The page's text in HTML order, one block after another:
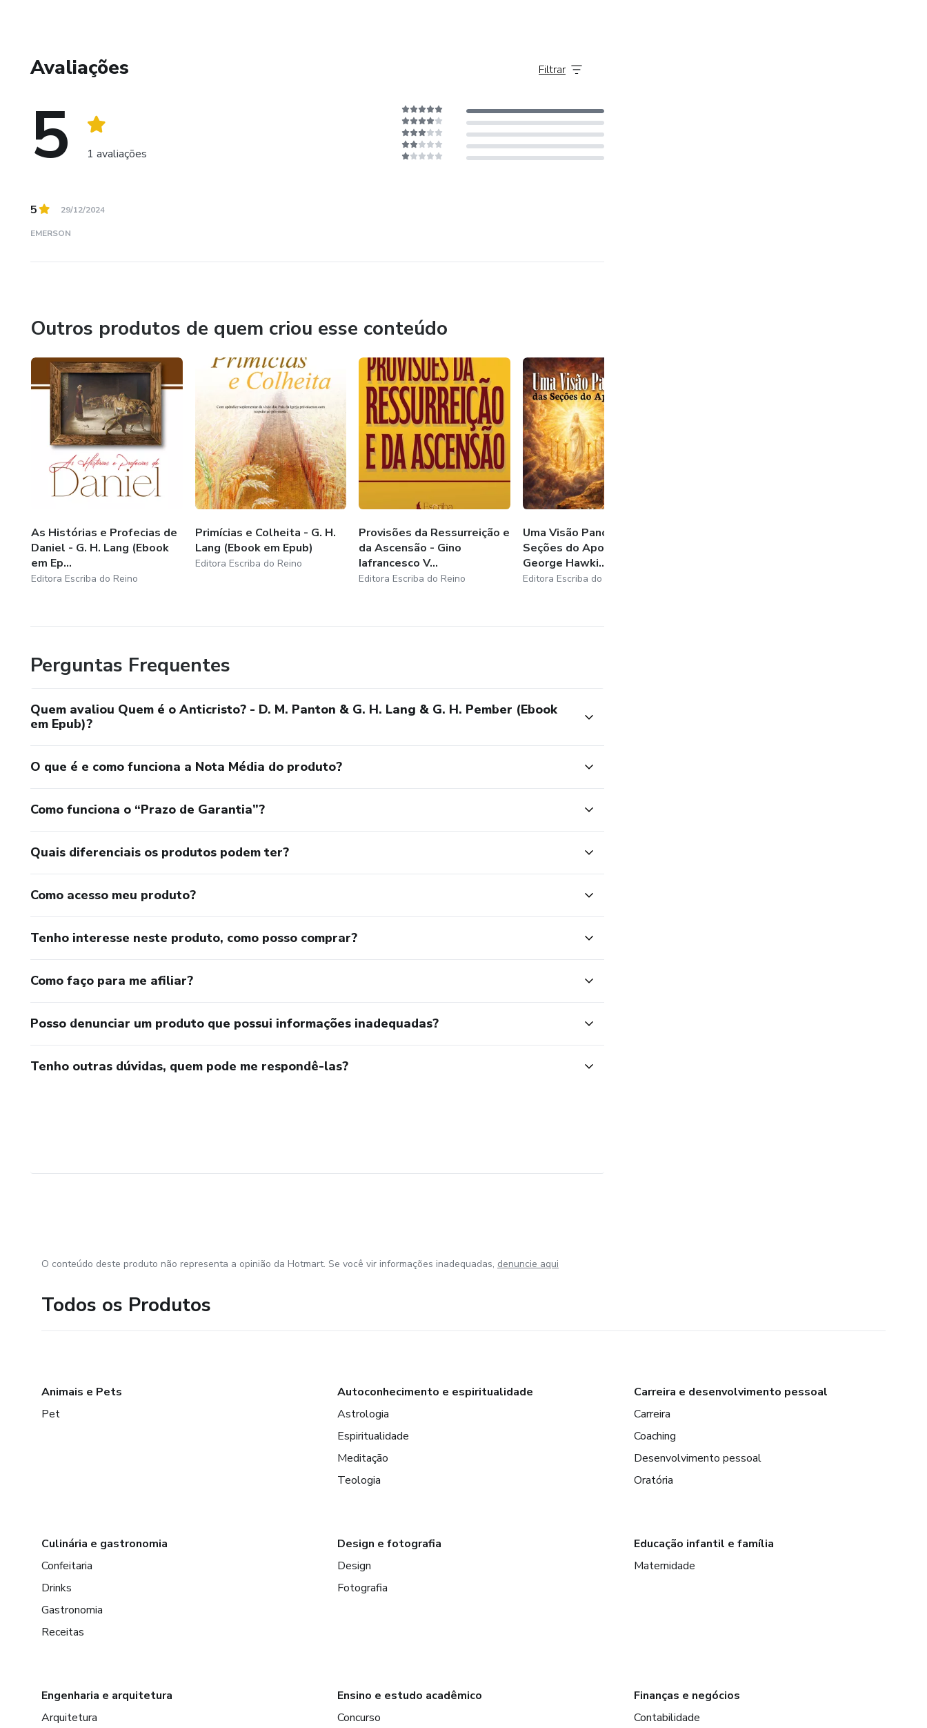
Avaliações
5 1 avaliações
Filtrar
5 29/12/2024
EMERSON
Outros produtos de quem criou esse conteúdo
As Histórias e Profecias de
Daniel - G. H. Lang (Ebook
em Ep...
Editora Escriba do Reino
Primícias e Colheita - G. H.
Lang (Ebook em Epub)
Editora Escriba do Reino
Provisões da Ressurreição e
da Ascensão - Gino
Iafrancesco V...
Editora Escriba do Reino
Uma Visão Panorâmica das
Seções do Apocalipse -
George Hawki...
Editora Escriba do Reino
Perguntas Frequentes
Quem avaliou Quem é o Anticristo? - D. M. Panton & G. H. Lang & G. H. Pember (Ebook
em Epub)?
O que é e como funciona a Nota Média do produto?
Como funciona o “Prazo de Garantia”?
Quais diferenciais os produtos podem ter?
Como acesso meu produto?
Tenho interesse neste produto, como posso comprar?
Como faço para me afiliar?
Posso denunciar um produto que possui informações inadequadas?
Tenho outras dúvidas, quem pode me respondê-las?
O conteúdo deste produto não representa a opinião da Hotmart. Se você vir informações inadequadas, denuncie aqui
Todos os Produtos
Animais e Pets
Pet
Autoconhecimento e espiritualidade
Astrologia
Espiritualidade
Meditação
Teologia
Carreira e desenvolvimento pessoal
Carreira
Coaching
Desenvolvimento pessoal
Oratória
Culinária e gastronomia
Confeitaria
Drinks
Gastronomia
Receitas
Design e fotografia
Design
Fotografia
Educação infantil e família
Maternidade
Engenharia e arquitetura
Arquitetura
Ensino e estudo acadêmico
Concurso
Finanças e negócios
Contabilidade